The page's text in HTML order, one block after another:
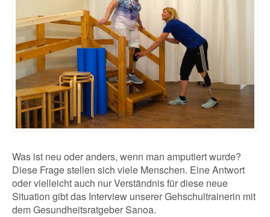
Was ist neu oder anders, wenn man amputiert wurde?
Diese Frage stellen sich viele Menschen. Eine Antwort
oder vielleicht auch nur Verständnis für diese neue
Situation gibt das Interview unserer Gehschultrainerin mit
dem Gesundheitsratgeber Sanoa.